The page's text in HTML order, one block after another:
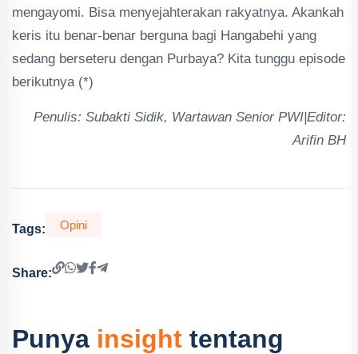
mengayomi. Bisa menyejahterakan rakyatnya. Akankah
keris itu benar-benar berguna bagi Hangabehi yang
sedang berseteru dengan Purbaya? Kita tunggu episode
berikutnya (*)
Penulis: Subakti Sidik, Wartawan Senior PWI|Editor:
Arifin BH
Tags: Opini
Share:
Punya insight tentang